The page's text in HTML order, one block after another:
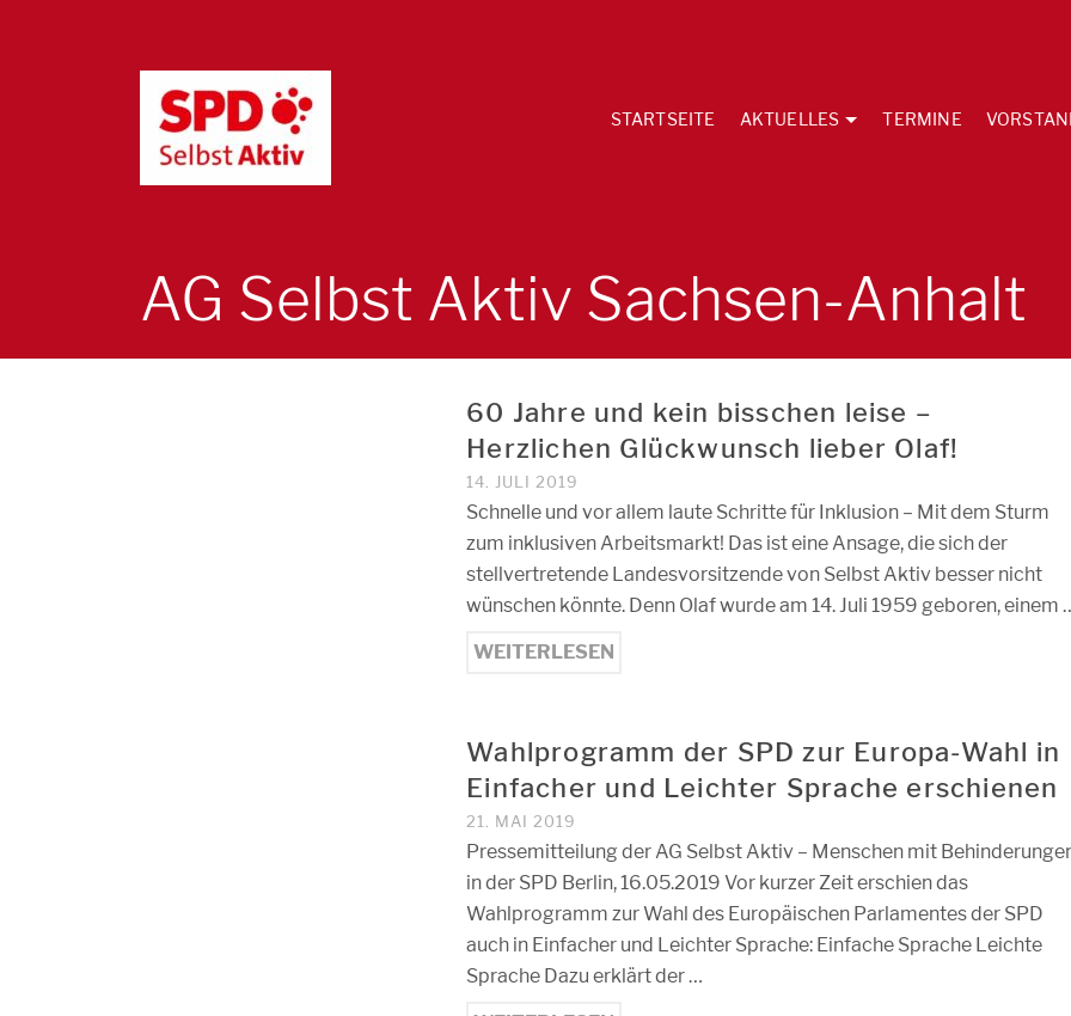
STARTSEITE AKTUELLES TERMINE
AG Selbst Aktiv Sachsen-Anhalt
60 Jahre und kein bisschen leise –
Herzlichen Glückwunsch lieber Olaf!
14. JULI 2019
Schnelle und vor allem laute Schritte für Inklusion – Mit dem Sturm
zum inklusiven Arbeitsmarkt! Das ist eine Ansage, die sich der
stellvertretende Landesvorsitzende von Selbst Aktiv besser nicht
wünschen könnte. Denn Olaf wurde am 14. Juli 1959 geboren, einem
WEITERLESEN
Wahlprogramm der SPD zur Europa-Wahl in
Einfacher und Leichter Sprache erschienen
21. MAI 2019
Pressemitteilung der AG Selbst Aktiv – Menschen mit
in der SPD Berlin, 16.05.2019 Vor kurzer Zeit erschien das
Wahlprogramm zur Wahl des Europäischen Parlamentes der SPD
auch in Einfacher und Leichter Sprache: Einfache Sprache Leichte
Sprache Dazu erklärt der …